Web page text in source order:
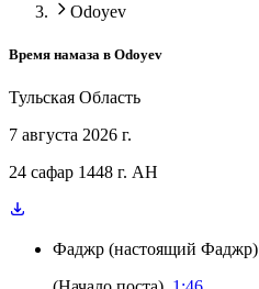
Odoyev
Время намаза в Odoyev
Тульская Область
7 августа 2026 г.
24 сафар 1448 г. AH
Фаджр (настоящий Фаджр)